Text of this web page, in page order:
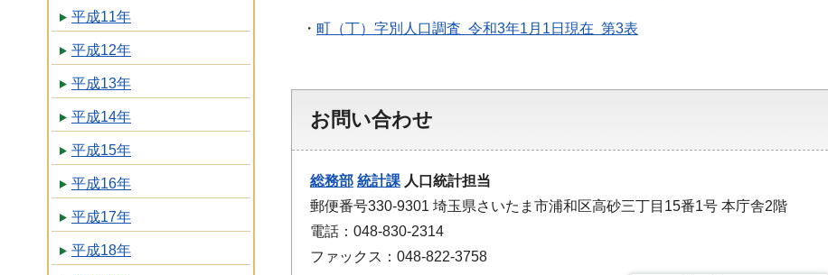
平成11年
平成12年
平成13年
平成14年
平成15年
平成16年
平成17年
平成18年
・ 町（丁）字別人口調査 令和3年1月1日現在 第3表
お問い合わせ
総務部 統計課 人口統計担当
郵便番号330-9301 埼玉県さいたま市浦和区高砂三丁目15番1号 本庁舎2階
電話：048-830-2314
ファックス：048-822-3758